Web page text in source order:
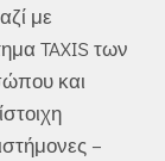
με
TAXIS των
και
–